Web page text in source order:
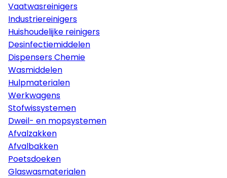
Vaatwasreinigers
Industriereinigers
Huishoudelijke reinigers
Desinfectiemiddelen
Dispensers Chemie
Wasmiddelen
Hulpmaterialen
Werkwagens
Stofwissystemen
Dweil- en mopsystemen
Afvalzakken
Afvalbakken
Poetsdoeken
Glaswasmaterialen